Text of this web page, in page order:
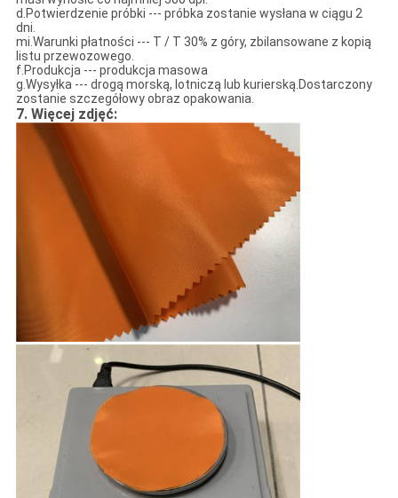
d.Potwierdzenie próbki --- próbka zostanie wysłana w ciągu 2
dni.
mi.Warunki płatności --- T / T 30% z góry, zbilansowane z kopią
listu przewozowego.
f.Produkcja --- produkcja masowa
g.Wysyłka --- drogą morską, lotniczą lub kurierską.Dostarczony
zostanie szczegółowy obraz opakowania.
7. Więcej zdjęć: